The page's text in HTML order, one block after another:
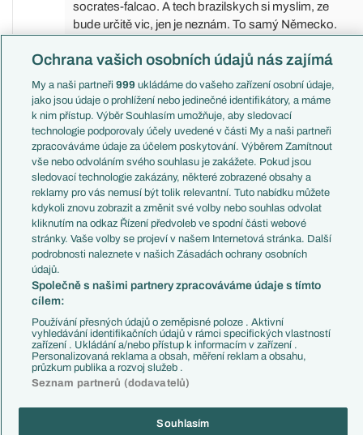
socrates-falcao. A tech brazilskych si myslim, ze
bude určitě vic, jen je neznám. To samý Německo.
tolik. Především to musi spolu potvrdit, no, jak rika
kolega výše. Pokud tohle ms rozstrili, tak budiž.
A znova zduraznuju, víceméně me na tom sere nejvic
to hysterický, moderní a pubertální slovíčko historie.
Proc? Je to nutný? Vsechno nejlepší vsech dob,
zážitek historie, lidstva apod. Wtf.
Reagovat
Xavi 05.06.2026 16:37
Ne.
Reagovat
Salfovic 05.06.2026
Saliba bude z lávky sledovat Konatého
Reagovat
Univerzál 05.06.2026 13:43
To mě tam taky zarazilo. Nemám francouzskou repre moc
nasledovanou, ale na klubové úrovni byl ten rozdíl mezi nimi
Ochrana vašich osobních údajů nás zajímá
My a naši partneři 999 ukládáme do vašeho zařízení osobní údaje,
jako jsou údaje o prohlížení nebo jedinečné identifikátory, a máme
k nim přístup. Výběr Souhlasím umožňuje, aby sledovací
technologie podporovaly účely uvedené v části My a naši partneři
zpracováváme údaje za účelem poskytování. Výběrem Zamítnout
vše nebo odvoláním svého souhlasu je zakážete. Pokud jsou
sledovací technologie zakázány, některé zobrazené obsahy a
reklamy pro vás nemusí být tolik relevantní. Tuto nabídku můžete
kdykoli znovu zobrazit a změnit své volby nebo souhlas odvolat
kliknutím na odkaz Řízení předvoleb ve spodní části webové
stránky. Vaše volby se projeví v našem Internetová stránka. Další
podrobnosti naleznete v našich Zásadách ochrany osobních
údajů.
Společně s našimi partnery zpracováváme údaje s tímto
cílem:
Používání přesných údajů o zeměpisné poloze . Aktivní
vyhledávání identifikačních údajů v rámci specifických vlastností
zařízení . Ukládání a/nebo přístup k informacím v zařízení .
Personalizovaná reklama a obsah, měření reklam a obsahu,
průzkum publika a rozvoj služeb .
Seznam partnerů (dodavatelů)
Souhlasím